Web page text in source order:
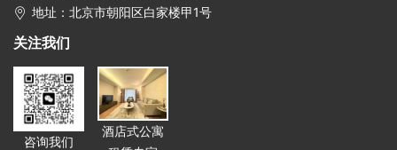
地址：北京市朝阳区白家楼甲1号
关注我们
咨询我们
酒店式公寓